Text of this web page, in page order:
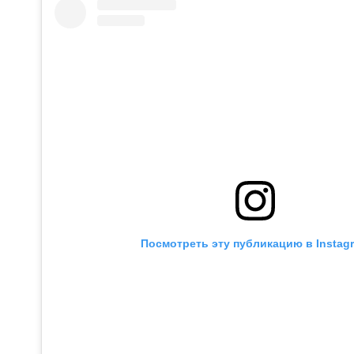
Посмотреть эту публикацию в